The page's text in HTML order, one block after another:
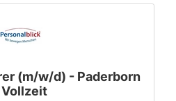
(m/w/d) - Paderborn